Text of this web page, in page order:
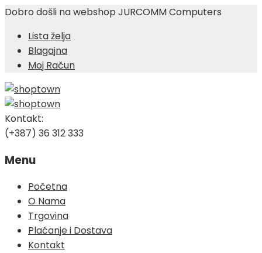
Dobro došli na webshop JURCOMM Computers
Lista želja
Blagajna
Moj Račun
Kontakt:
(+387) 36 312 333
Menu
Skip
content
Početna
O Nama
Trgovina
Plaćanje i Dostava
Kontakt